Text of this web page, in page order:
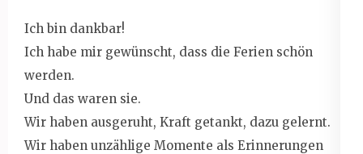
Ich bin dankbar!
Ich habe mir gewünscht, dass die Ferien schön
werden.
Und das waren sie.
Wir haben ausgeruht, Kraft getankt, dazu gelernt.
Wir haben unzählige Momente als Erinnerungen